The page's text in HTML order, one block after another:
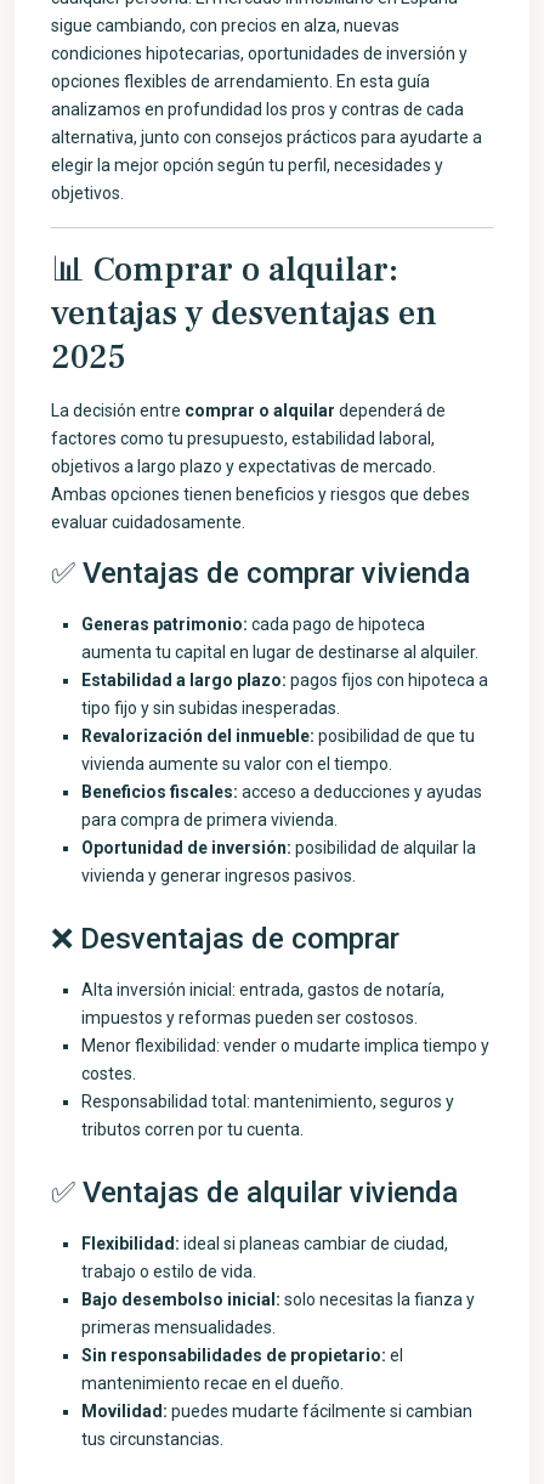
sigue cambiando, con precios en alza, nuevas
condiciones hipotecarias, oportunidades de inversión y
opciones flexibles de arrendamiento. En esta guía
analizamos en profundidad los pros y contras de cada
alternativa, junto con consejos prácticos para ayudarte a
elegir la mejor opción según tu perfil, necesidades y
objetivos.
📊 Comprar o alquilar:
ventajas y desventajas en
2025
La decisión entre comprar o alquilar dependerá de
factores como tu presupuesto, estabilidad laboral,
objetivos a largo plazo y expectativas de mercado.
Ambas opciones tienen beneficios y riesgos que debes
evaluar cuidadosamente.
✅ Ventajas de comprar vivienda
Generas patrimonio: cada pago de hipoteca
aumenta tu capital en lugar de destinarse al alquiler.
Estabilidad a largo plazo: pagos fijos con hipoteca a
tipo fijo y sin subidas inesperadas.
Revalorización del inmueble: posibilidad de que tu
vivienda aumente su valor con el tiempo.
Beneficios fiscales: acceso a deducciones y ayudas
para compra de primera vivienda.
Oportunidad de inversión: posibilidad de alquilar la
vivienda y generar ingresos pasivos.
❌ Desventajas de comprar
Alta inversión inicial: entrada, gastos de notaría,
impuestos y reformas pueden ser costosos.
Menor flexibilidad: vender o mudarte implica tiempo y
costes.
Responsabilidad total: mantenimiento, seguros y
tributos corren por tu cuenta.
✅ Ventajas de alquilar vivienda
Flexibilidad: ideal si planeas cambiar de ciudad,
trabajo o estilo de vida.
Bajo desembolso inicial: solo necesitas la fianza y
primeras mensualidades.
Sin responsabilidades de propietario: el
mantenimiento recae en el dueño.
Movilidad: puedes mudarte fácilmente si cambian
tus circunstancias.